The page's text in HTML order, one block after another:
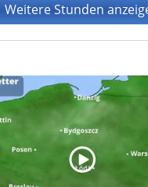
Weitere Stunden